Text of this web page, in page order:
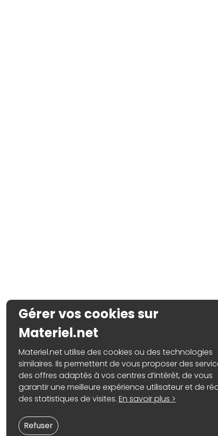
Gérer vos cookies sur
Materiel.net
Materiel.net utilise des cookies ou des technologies
similaires. Ils permettent de vous proposer des
des offres adaptés à vos centres d’intérêt, de vous
garantir une meilleure expérience utilisateur et de
des statistiques de visites.En savoir plus >
Refuser